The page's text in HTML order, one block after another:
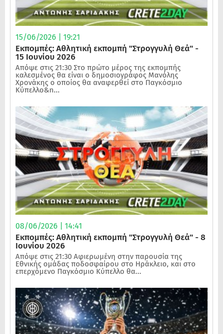
15/06/2026 | 19:21
Εκπομπές: Αθλητική εκπομπή "Στρογγυλή Θεά" -
15 Ιουνίου 2026
Απόψε στις 21:30 Στο πρώτο μέρος της εκπομπής
καλεσμένος θα είναι ο δημοσιογράφος Μανόλης
Χρονάκης ο οποίος θα αναφερθεί στο Παγκόσμιο
Κύπελλο&n...
08/06/2026 | 14:41
Εκπομπές: Αθλητική εκπομπή "Στρογγυλή Θεά" - 8
Ιουνίου 2026
Απόψε στις 21:30 Αφιερωμένη στην παρουσία της
Εθνικής ομάδας ποδοσφαίρου στο Ηράκλειο, και στο
επερχόμενο Παγκόσμιο Κύπελλο θα...